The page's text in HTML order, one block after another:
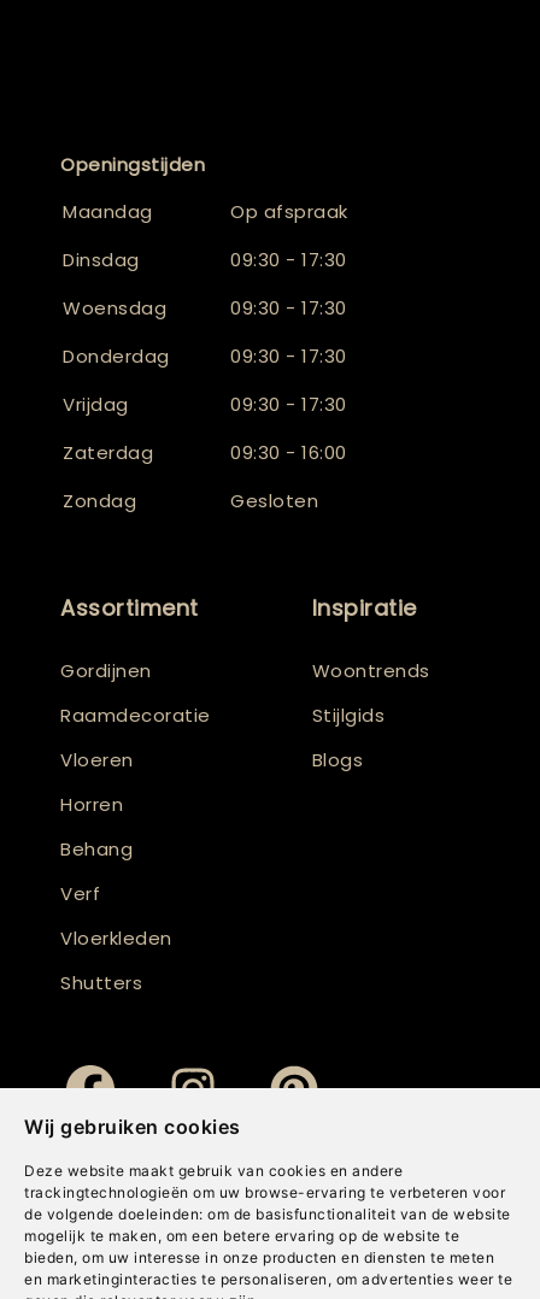
Wij gebruiken cookies
Deze website maakt gebruik van cookies en andere
trackingtechnologieën om uw browse-ervaring te verbeteren voor
de volgende doeleinden: om de basisfunctionaliteit van de website
mogelijk te maken , om een betere ervaring op de website te
bieden, om uw interesse in onze producten en diensten te meten
en marketinginteracties te personaliseren , om advertenties weer te
Openingstijden
Maandag
Op afspraak
Dinsdag
09:30 - 17:30
Woensdag
09:30 - 17:30
Donderdag
09:30 - 17:30
Vrijdag
09:30 - 17:30
Zaterdag
09:30 - 16:00
Zondag
Gesloten
Assortiment
Gordijnen
Raamdecoratie
Vloeren
Horren
Behang
Verf
Vloerkleden
Shutters
Inspiratie
Woontrends
Stijlgids
Blogs